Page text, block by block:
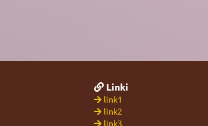
Linki
link1
link2
link3